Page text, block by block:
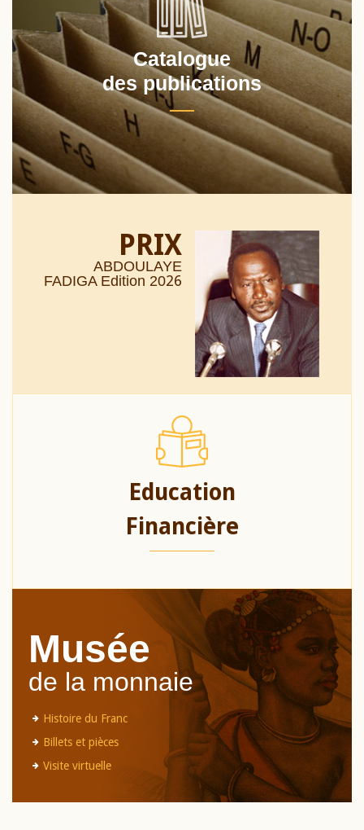
Catalogue
des publications
PRIX
ABDOULAYE
FADIGA Edition 2026
Education
Financière
Musée
de la monnaie
Histoire du Franc
Billets et pièces
Visite virtuelle